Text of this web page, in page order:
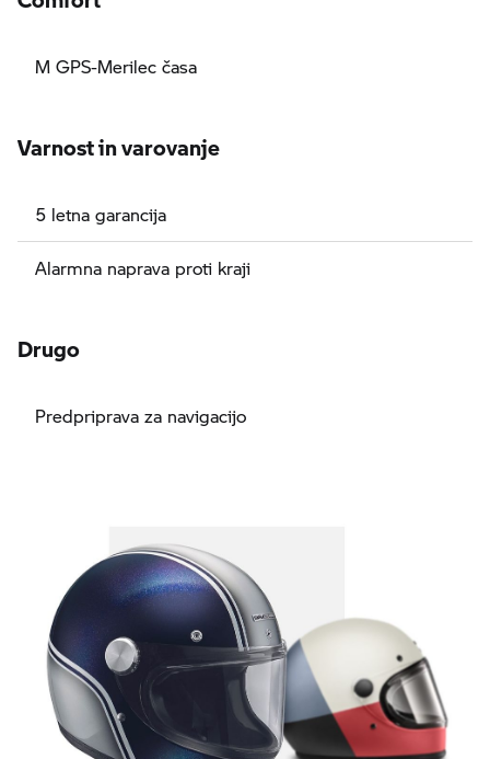
M GPS-Merilec časa
Varnost in varovanje
5 letna garancija
Alarmna naprava proti kraji
Drugo
Predpriprava za navigacijo